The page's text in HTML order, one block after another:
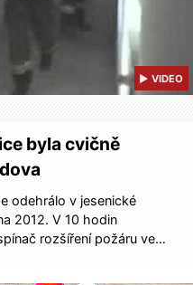
▶ VIDEO
byla cvičně
odehrálo v jesenické
2012. V 10 hodin
rozšíření požáru ve…